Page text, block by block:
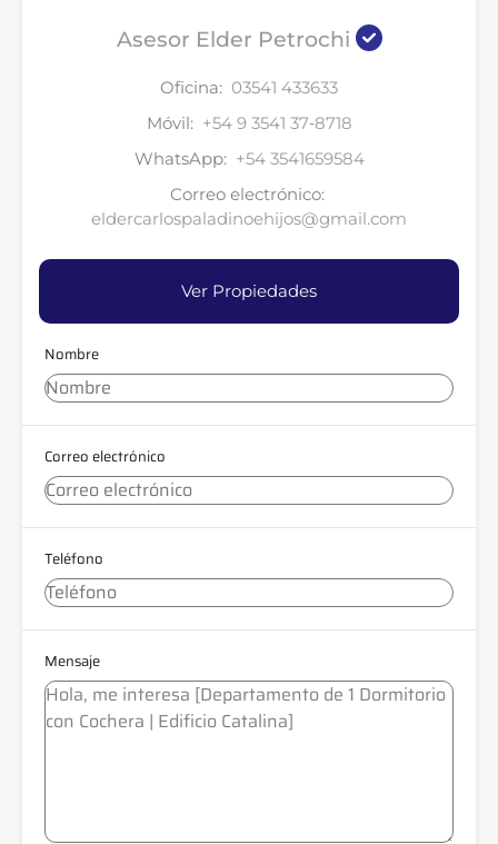
Asesor Elder Petrochi
Oficina: 03541 433633
Móvil: ‪+54 9 3541 37‑8718‬
WhatsApp: +54 3541659584
Correo electrónico:
eldercarlospaladinoehijos@gmail.com
Ver Propiedades
Nombre
Correo electrónico
Teléfono
Mensaje